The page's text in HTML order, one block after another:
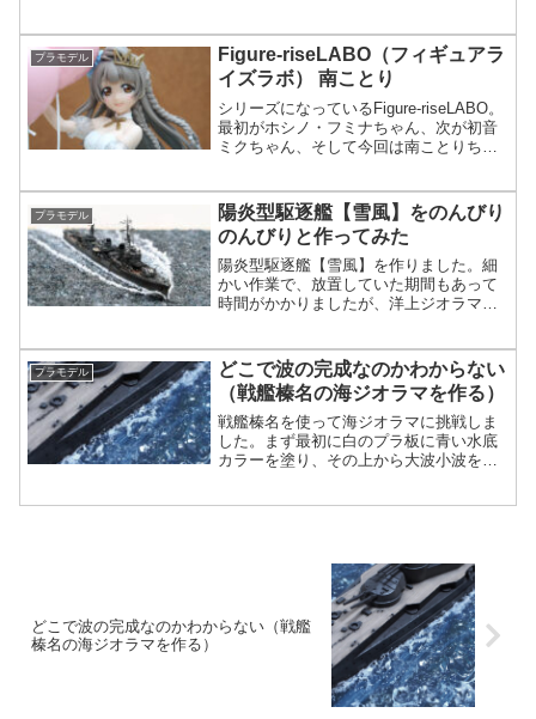
に未完成です。写真つきで紹介。
プラモデル
Figure-riseLABO（フィギュアラ
イズラボ） 南ことり
シリーズになっているFigure-riseLABO。
最初がホシノ・フミナちゃん、次が初音
ミクちゃん、そして今回は南ことりちゃ
麗でした。素組みのため1週間ほどで完成
です。
プラモデル
陽炎型駆逐艦【雪風】をのんびり
のんびりと作ってみた
陽炎型駆逐艦【雪風】を作りました。細
かい作業で、放置していた期間もあって
時間がかかりましたが、洋上ジオラマも
す。
プラモデル
どこで波の完成なのかわからない
（戦艦榛名の海ジオラマを作る）
戦艦榛名を使って海ジオラマに挑戦しま
した。まず最初に白のプラ板に青い水底
カラーを塗り、その上から大波小波を歯
どこで波の完成なのかわからない（戦艦
榛名の海ジオラマを作る）